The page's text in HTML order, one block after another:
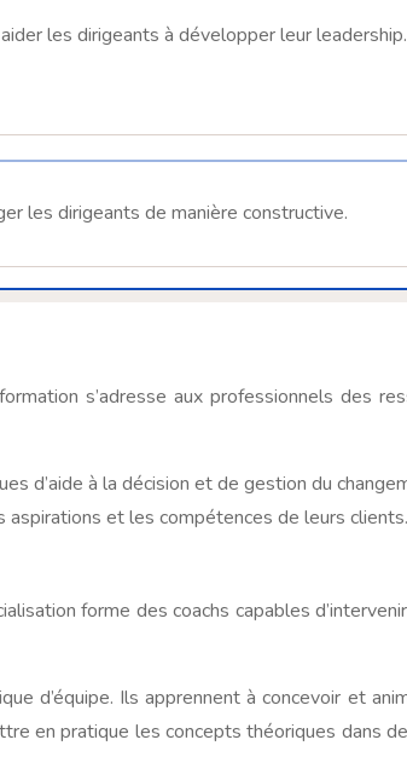
les dirigeants à développer leur
les dirigeants de manière constructive.
s’adresse aux professionnels des
d’aide à la décision et de gestion du
et les compétences de leurs clients.
forme des coachs capables
d’équipe. Ils apprennent à concevoir et
en pratique les concepts théoriques dans